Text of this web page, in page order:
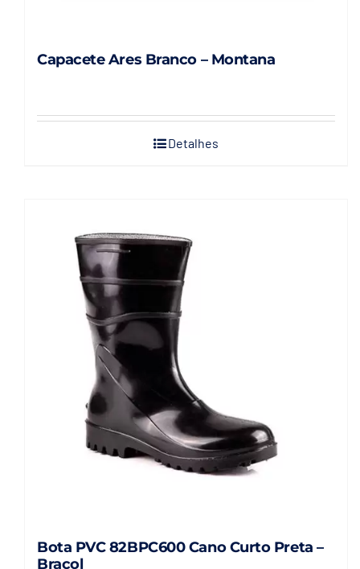
Capacete Ares Branco – Montana
Detalhes
Bota PVC 82BPC600 Cano Curto Preta –
Bracol